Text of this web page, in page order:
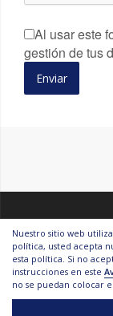
Nuestro sitio web
política, usted acepta
esta política. Si no
instrucciones en este
no se puedan colocar
Al usar este
gestión de tus
Mario Duvisón
GENERALES -
Powered byPlugin